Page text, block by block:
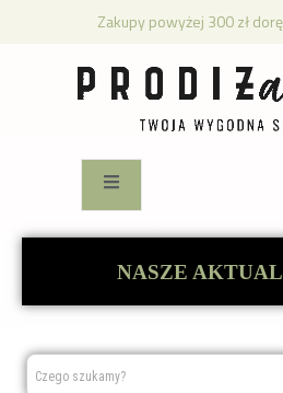
Zakupy powyżej 300 zł
NASZE